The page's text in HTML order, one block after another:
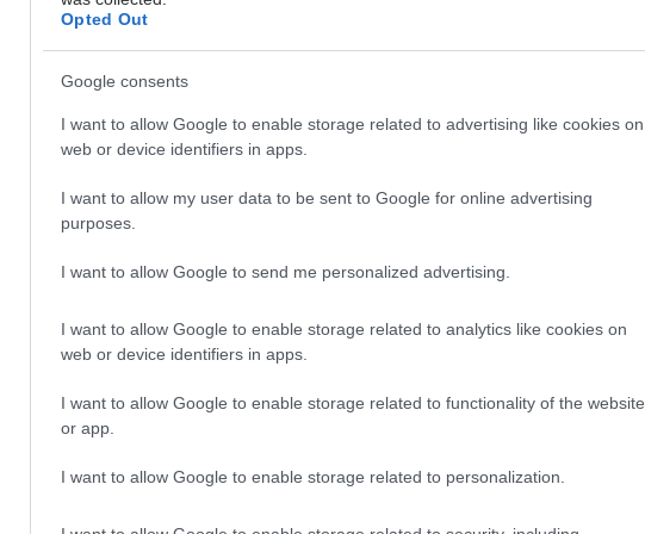
Opted Out
Google consents
I want to allow Google to enable storage related to advertising like cookies on
web or device identifiers in apps.
I want to allow my user data to be sent to Google for online advertising
purposes.
I want to allow Google to send me personalized advertising.
I want to allow Google to enable storage related to analytics like cookies on
web or device identifiers in apps.
I want to allow Google to enable storage related to functionality of the website
or app.
I want to allow Google to enable storage related to personalization.
Μέθοδος έγκαιρης αποδέσμευσης του
ασθενούς από τον μηχανικό αερισμό,
επιβίωσης.
Τρίτη, 23 Ιουνίου 2026, 14:05
Πιστοποιητικό ISO για επτά
Παπανικολάου"